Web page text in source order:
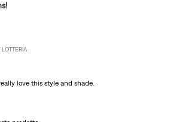
LOTTERIA
love this style and shade.